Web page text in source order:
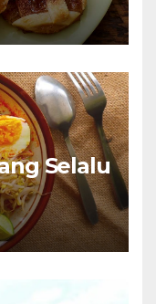
Selalu